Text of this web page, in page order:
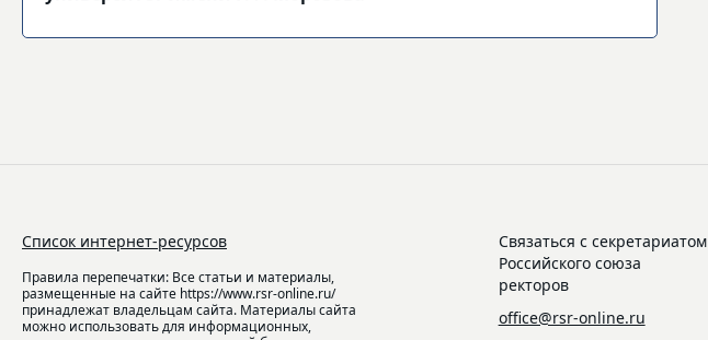
Список интернет-ресурсов
Правила перепечатки: Все статьи и материалы,
размещенные на сайте https://www.rsr-online.ru/
принадлежат владельцам сайта. Материалы сайта
можно использовать для информационных,
Связаться с секретариатом
Российского союза
ректоров
office@rsr-online.ru